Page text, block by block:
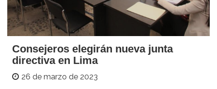
Consejeros elegirán nueva junta
directiva en Lima
26 de marzo de 2023